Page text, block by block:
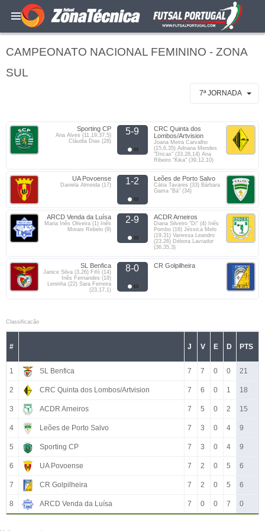
CAMPEONATO NACIONAL FEMININO - ZONA
SUL
7ª JORNADA
Sporting CP
Ana Alves (11,19,37,5)
Cláudia Dias (28)
5-9
CRC Quinta dos
Lombos/Artvision
Joana Meira Carvalho
(15,6,35) Adriana Mendes
"Dricas" (33,28,14) Ana
Ribeiro "Kika" (39,12,10)
UA Povoense
Daniela Almeida (17) 1-2 Leões de Porto Salvo
Cátia Tavares (33) Bárbara
Gama "Bá" (34)
ARCD Venda da Luísa
Maria Inês Oliveira (1) Inês
Morais Rebelo (9)
2-9 ACDR Arneiros
Diana Silveiro "Di" (4) Inês
Pombo (16) Jéssica Melo
(19,31) Vanessa Leandro
(23,26) Débora Lavrador
(36,35,3)
SL Benfica
Janice Silva (3,26) Fifó (14)
Inês Fernandes (18)
Leninha (22) Sara Ferreira
(23,17,1)
8-0 CR Golpilheira
Classificacão
# J V E D PTS
1 SL Benfica 7 7 0 0 21
2 CRC Quinta dos Lombos/Artvision 7 6 0 1 18
3 ACDR Arneiros 7 5 0 2 15
4 Leões de Porto Salvo 7 3 0 4 9
5 Sporting CP 7 3 0 4 9
6 UA Povoense 7 2 0 5 6
7 CR Golpilheira 7 2 0 5 6
8 ARCD Venda da Luísa 7 0 0 7 0